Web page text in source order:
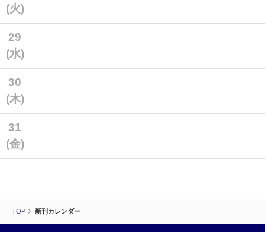
TOP 新刊カレンダー
(火)
29
(水)
30
(木)
31
(金)